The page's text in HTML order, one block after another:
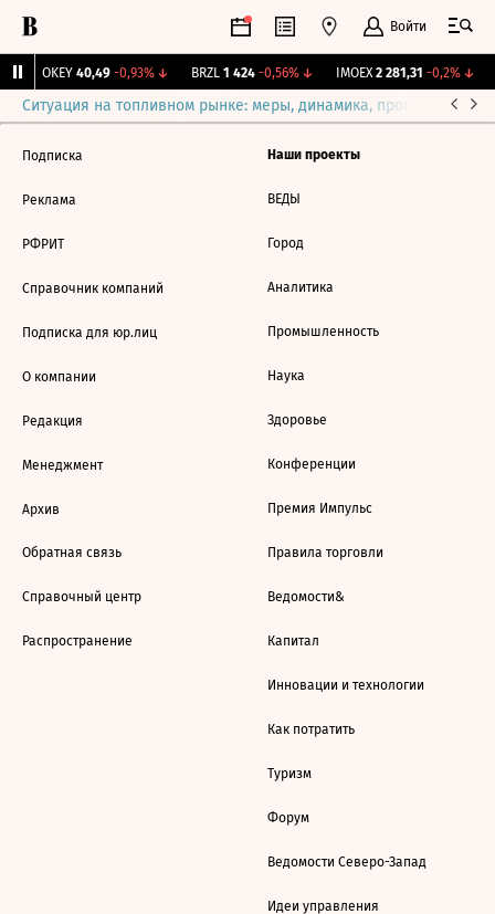
Войти
OKEY 40,49 -0,93%↓ BRZL 1 424 -0,56%↓ IMOEX 2 281,31 -0,2%↓
Ситуация на топливном рынке: меры, динамика, прогнозы
Подписка
Реклама
РФРИТ
Справочник компаний
Подписка для юр.лиц
О компании
Редакция
Менеджмент
Архив
Обратная связь
Справочный центр
Распространение
Наши проекты
ВЕДЫ
Город
Аналитика
Промышленность
Наука
Здоровье
Конференции
Премия Импульс
Правила торговли
Ведомости&
Капитал
Инновации и технологии
Как потратить
Туризм
Форум
Ведомости Северо-Запад
Идеи управления